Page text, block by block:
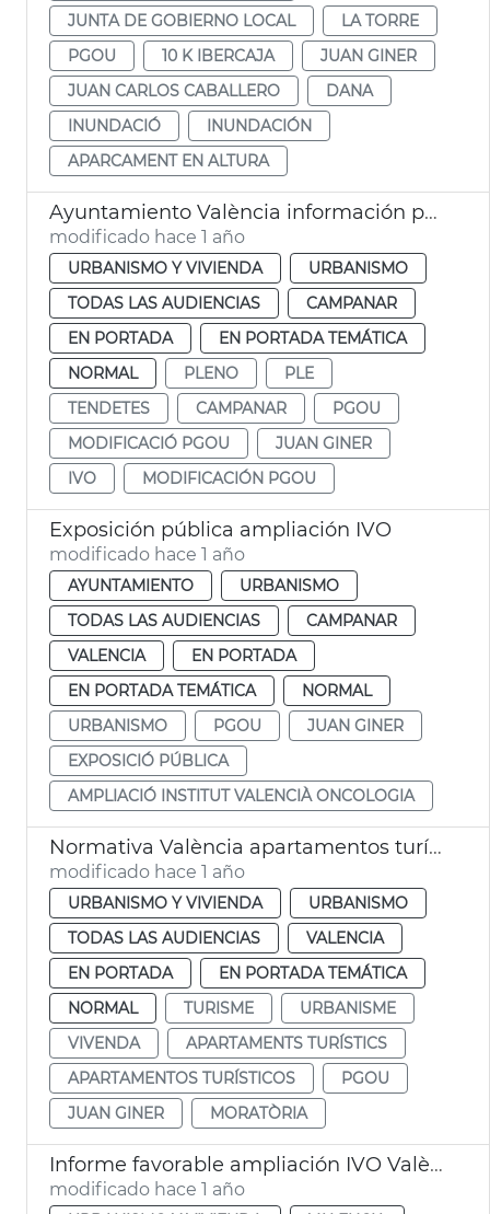
JUNTA DE GOBIERNO LOCAL
LA TORRE
PGOU
10 K IBERCAJA
JUAN GINER
JUAN CARLOS CABALLERO
DANA
INUNDACIÓ
INUNDACIÓN
APARCAMENT EN ALTURA
Ayuntamiento València información pública ampliación IVO
modificado hace 1 año
URBANISMO Y VIVIENDA
URBANISMO
TODAS LAS AUDIENCIAS
CAMPANAR
EN PORTADA
EN PORTADA TEMÁTICA
NORMAL
PLENO
PLE
TENDETES
CAMPANAR
PGOU
MODIFICACIÓ PGOU
JUAN GINER
IVO
MODIFICACIÓN PGOU
Exposición pública ampliación IVO
modificado hace 1 año
AYUNTAMIENTO
URBANISMO
TODAS LAS AUDIENCIAS
CAMPANAR
VALENCIA
EN PORTADA
EN PORTADA TEMÁTICA
NORMAL
URBANISMO
PGOU
JUAN GINER
EXPOSICIÓ PÚBLICA
AMPLIACIÓ INSTITUT VALENCIÀ ONCOLOGIA
Normativa València apartamentos turísticos
modificado hace 1 año
URBANISMO Y VIVIENDA
URBANISMO
TODAS LAS AUDIENCIAS
VALENCIA
EN PORTADA
EN PORTADA TEMÁTICA
NORMAL
TURISME
URBANISME
VIVENDA
APARTAMENTS TURÍSTICS
APARTAMENTOS TURÍSTICOS
PGOU
JUAN GINER
MORATÒRIA
Informe favorable ampliación IVO València
modificado hace 1 año